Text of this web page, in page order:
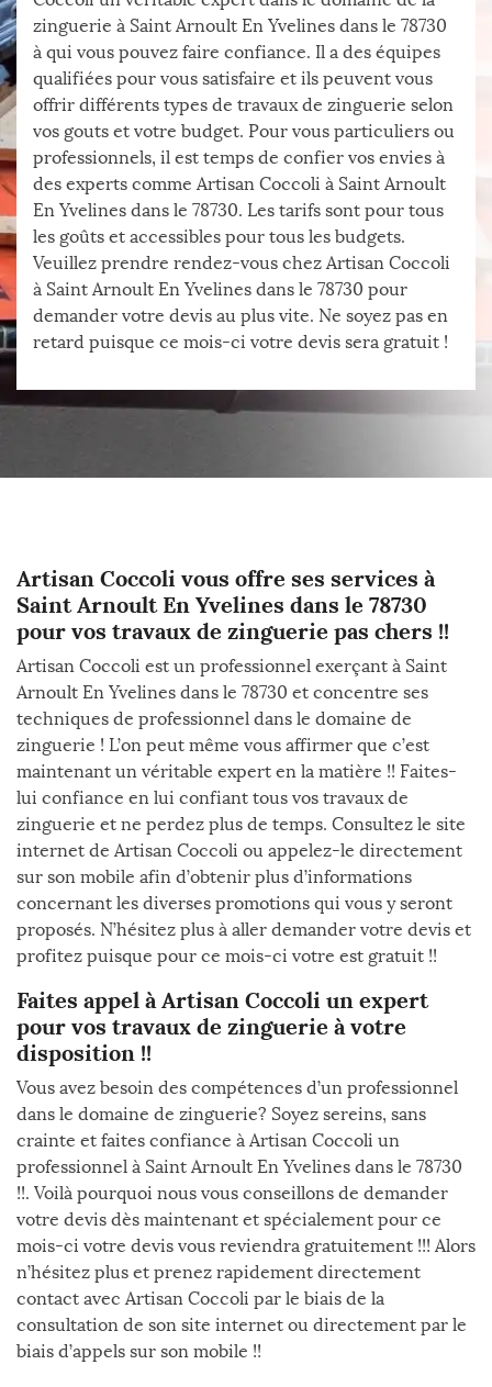
zinguerie à Saint Arnoult En Yvelines dans le 78730
à qui vous pouvez faire confiance. Il a des équipes
qualifiées pour vous satisfaire et ils peuvent vous
offrir différents types de travaux de zinguerie selon
vos gouts et votre budget. Pour vous particuliers ou
professionnels, il est temps de confier vos envies à
des experts comme Artisan Coccoli à Saint Arnoult
En Yvelines dans le 78730. Les tarifs sont pour tous
les goûts et accessibles pour tous les budgets.
Veuillez prendre rendez-vous chez Artisan Coccoli
à Saint Arnoult En Yvelines dans le 78730 pour
demander votre devis au plus vite. Ne soyez pas en
retard puisque ce mois-ci votre devis sera gratuit !
Artisan Coccoli vous offre ses services à
Saint Arnoult En Yvelines dans le 78730
pour vos travaux de zinguerie pas chers !!
Artisan Coccoli est un professionnel exerçant à Saint
Arnoult En Yvelines dans le 78730 et concentre ses
techniques de professionnel dans le domaine de
zinguerie ! L’on peut même vous affirmer que c’est
maintenant un véritable expert en la matière !! Faites-
lui confiance en lui confiant tous vos travaux de
zinguerie et ne perdez plus de temps. Consultez le site
internet de Artisan Coccoli ou appelez-le directement
sur son mobile afin d’obtenir plus d’informations
concernant les diverses promotions qui vous y seront
proposés. N’hésitez plus à aller demander votre devis et
profitez puisque pour ce mois-ci votre est gratuit !!
Faites appel à Artisan Coccoli un expert
pour vos travaux de zinguerie à votre
disposition !!
Vous avez besoin des compétences d’un professionnel
dans le domaine de zinguerie? Soyez sereins, sans
crainte et faites confiance à Artisan Coccoli un
professionnel à Saint Arnoult En Yvelines dans le 78730
!!. Voilà pourquoi nous vous conseillons de demander
votre devis dès maintenant et spécialement pour ce
mois-ci votre devis vous reviendra gratuitement !!! Alors
n’hésitez plus et prenez rapidement directement
contact avec Artisan Coccoli par le biais de la
consultation de son site internet ou directement par le
biais d’appels sur son mobile !!